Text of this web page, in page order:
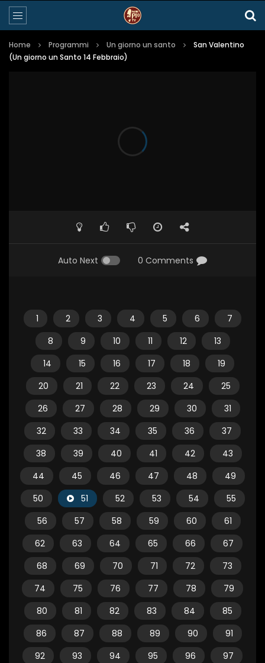
Home Programmi Un giorno un santo
San Valentino
(Un giorno un Santo 14 Febbraio)
Auto Next 0 Comments
1 2 3 4 5 6
7
8
9 10 11 12
13
14
15 16 17 18
19
20
21 22 23 24
25
26
27 28 29 30
31
32
33 34 35 36
37
38
39 40 41 42
43
44
45 46 47 48
49
50
51 52 53 54
55
56
57 58 59 60
61
62
63 64 65 66
67
68
69 70 71 72
73
74
75 76 77 78
79
80
81 82 83 84
85
86
87 88 89 90
91
92
93 94 95 96
97